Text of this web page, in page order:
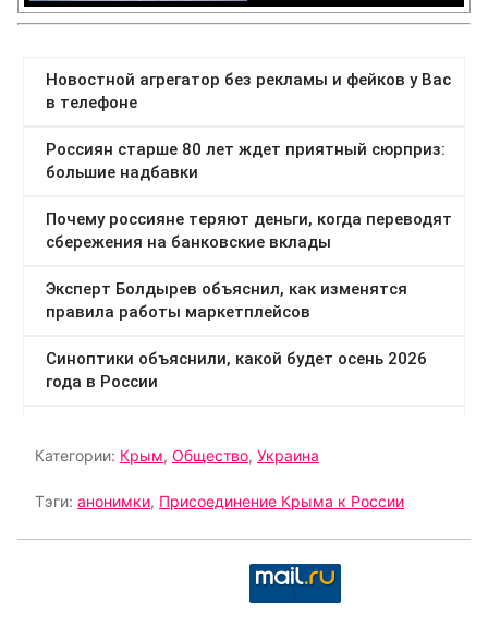
Категории: Крым, Общество, Украина
Тэги: анонимки, Присоединение Крыма к России